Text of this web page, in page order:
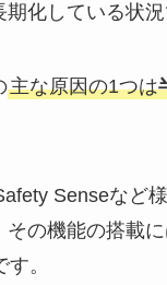
化している状況
主な原因の1つは
Senseなど
その機能の搭載
す。